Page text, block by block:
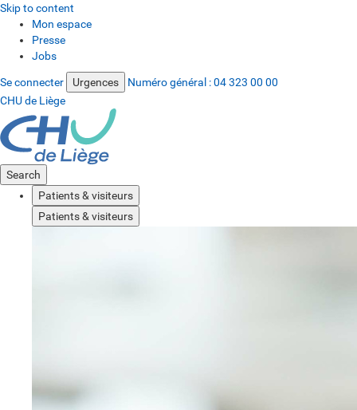
Skip to content
Mon espace
Presse
Jobs
Se connecter Urgences Numéro général :04 323 00 00
CHU de Liège
Search
Patients & visiteurs
Patients & visiteurs